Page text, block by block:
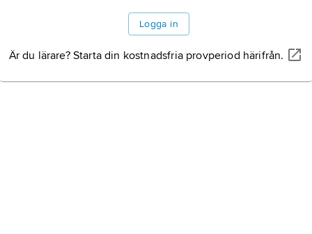
Logga in
Är du lärare? Starta din kostnadsfria provperiod härifrån.